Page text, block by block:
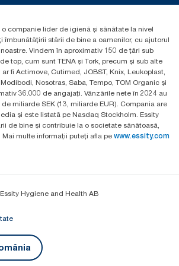
Kft. Professional Hygiene
o companie lider de igienă și sănătate la nivel
îmbunătățirii stării de bine a oamenilor, cu ajutorul
Vindem în aproximativ 150 de țări sub
top, cum sunt TENA și Tork, precum și sub alte
fi Actimove, Cutimed, JOBST, Knix, Leukoplast,
Nosotras, Saba, Tempo, TOM Organic și
36.000 de angajați. Vânzările nete în 2024 au
miliarde SEK (13, miliarde EUR). Compania are
și este listată pe Nasdaq Stockholm. Essity
de bine și contribuie la o societate sănătoasă,
multe informații puteți afla pe www.essity.com
Hygiene and Health AB